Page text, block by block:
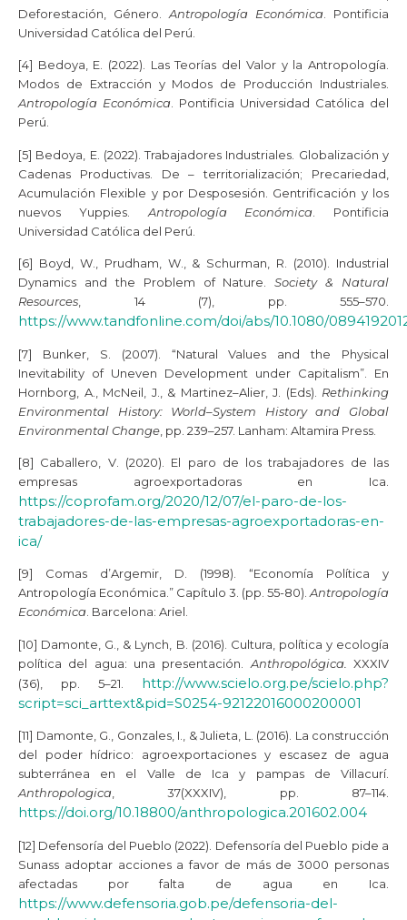
Deforestación, Género. Antropología Económica . Pontificia
Universidad Católica del Perú.
[4] Bedoya, E. (2022). Las Teorías del Valor y la Antropología.
Modos de Extracción y Modos de Producción Industriales.
Antropología Económica. Pontificia Universidad Católica del
Perú.
[5] Bedoya, E. (2022). Trabajadores Industriales. Globalización y
Cadenas Productivas. De – territorialización; Precariedad,
Acumulación Flexible y por Desposesión. Gentrificación y los
nuevos Yuppies. Antropología Económica . Pontificia
Universidad Católica del Perú.
[6] Boyd, W., Prudham, W., & Schurman, R. (2010). Industrial
Dynamics and the Problem of Nature.Society & Natural
Resources, 14 (7), pp. 555–570.
https://www.tandfonline.com/doi/abs/10.1080/
[7] Bunker, S. (2007). “Natural Values and the Physical
Inevitability of Uneven Development under Capitalism”. En
Hornborg, A., McNeil, J., & Martinez–Alier, J. (Eds). Rethinking
Environmental History: World–System History and Global
Environmental Change , pp. 239–257. Lanham: Altamira Press.
[8] Caballero, V. (2020). El paro de los trabajadores de las
empresas agroexportadoras en Ica.
https://coprofam.org/2020/12/07/el-paro-de-los-
trabajadores-de-las-empresas-agroexportadoras-en-
ica/
[9] Comas d’Argemir, D. (1998). “Economía Política y
Antropología Económica.” Capítulo 3. (pp. 55-80).Antropología
Económica. Barcelona: Ariel.
[10] Damonte, G., & Lynch, B. (2016). Cultura, política y ecología
política del agua: una presentación. Anthropológica.XXXIV
(36), pp. 5–21. http://www.scielo.org.pe/scielo.php?
script=sci_arttext&pid=S0254-92122016000200001
[11] Damonte, G., Gonzales, I., & Julieta, L. (2016). La construcción
del poder hídrico: agroexportaciones y escasez de agua
subterránea en el Valle de Ica y pampas de Villacurí.
Anthropologica, 37(XXXIV), pp. 87–114.
https://doi.org/10.18800/anthropologica.201602.004
[12] Defensoría del Pueblo (2022). Defensoría del Pueblo pide a
Sunass adoptar acciones a favor de más de 3000 personas
afectadas por falta de agua en Ica.
https://www.defensoria.gob.pe/defensoria-del-